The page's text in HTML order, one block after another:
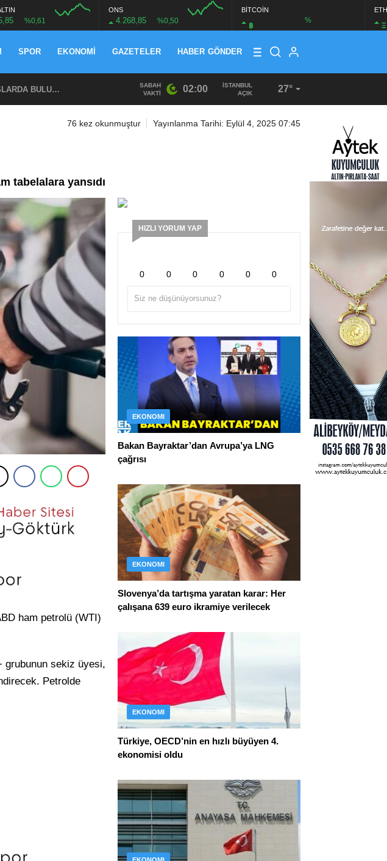
%0,61
ONS
4.268,85 %0,50
BİTCOİN
฿
%
Ξ
SPOR EKONOMI GAZETELER HABER GÖNDER
13:33 / BAŞKAN DR. MİTHAT BÜLENT ÖZMEN’DEN
SABAH
VAKTI
02:00
İSTANBUL
AÇIK
27°
76 kez okunmuştur Yayınlanma Tarihi: Eylül 4, 2025 07:45
tabelalara yansıdı
ham petrolü (WTI)
grubunun sekiz üyesi,
Petrolde
HIZLI YORUM YAP
0 0 0 0 0 0
EKONOMI
Bakan Bayraktar’dan Avrupa’ya LNG
çağrısı
EKONOMI
Slovenya’da tartışma yaratan karar: Her
çalışana 639 euro ikramiye verilecek
EKONOMI
Türkiye, OECD’nin en hızlı büyüyen 4.
ekonomisi oldu